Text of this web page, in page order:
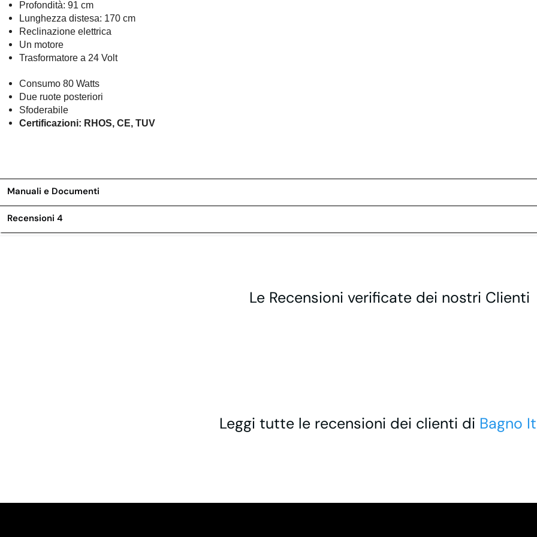
Profondità: 91 cm
Lunghezza distesa: 170 cm
Reclinazione elettrica
Un motore
Trasformatore a 24 Volt
Consumo 80 Watts
Due ruote posteriori
Sfoderabile
Certificazioni: RHOS, CE, TUV
Manuali e Documenti
Recensioni 4
Le Recensioni verificate dei nostri Clienti
Leggi tutte le recensioni dei clienti di Bagno